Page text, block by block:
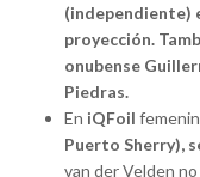
(independiente)
proyección.
onubense
Piedras.
En iQFoil
Puerto Sherry),
van der Velden